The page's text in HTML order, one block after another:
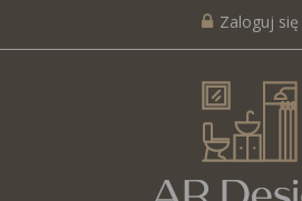
Zaloguj się